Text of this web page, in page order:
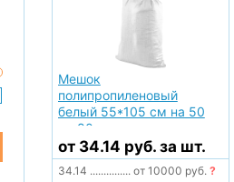
Мешок
полипропиленовый
белый 55*105 см на 50
кг, 80гр
от 34.14 руб. за шт.
34.14 ............... от 10000 руб. ?